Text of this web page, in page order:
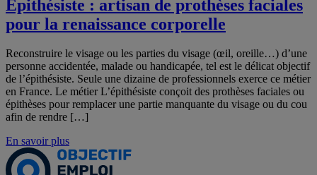
Épithésiste : artisan de prothèses faciales
pour la renaissance corporelle
Reconstruire le visage ou les parties du visage (œil, oreille…) d’une
personne accidentée, malade ou handicapée, tel est le délicat objectif
de l’épithésiste. Seule une dizaine de professionnels exerce ce métier
en France. Le métier L’épithésiste conçoit des prothèses faciales ou
épithèses pour remplacer une partie manquante du visage ou du cou
afin de rendre […]
En savoir plus